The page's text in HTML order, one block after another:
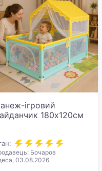
ігровий
180х120см
Бочаров
03.08.2026